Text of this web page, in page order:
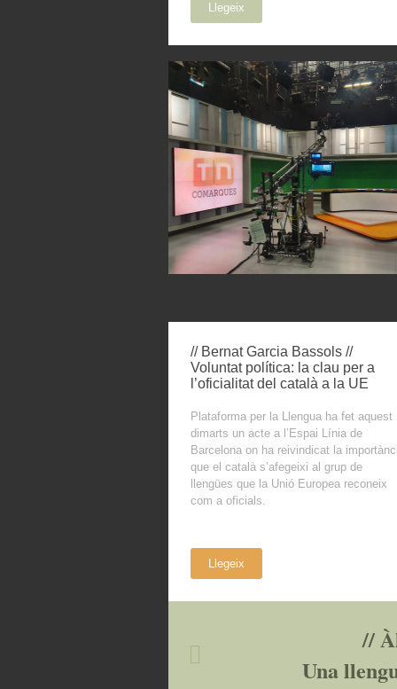
Llegeix
// Bernat Garcia Bassols //
Voluntat política: la clau per a
l’oficialitat del català a la UE
Plataforma per la Llengua ha fet aquest
dimarts un acte a l’Espai Línia de
Barcelona on ha reivindicat la
que el català s’afegeixi al grup de
llengües que la Unió Europea reconeix
com a oficials.
Llegeix
//
Una